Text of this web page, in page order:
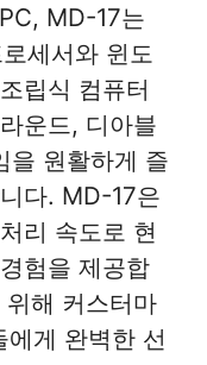
MD-17는
세서와 윈도
립식 컴퓨터
운드, 디아블
을 원활하게 즐
다. MD-17은
리 속도로 현
험을 제공합
해 커스터마
게 완벽한 선